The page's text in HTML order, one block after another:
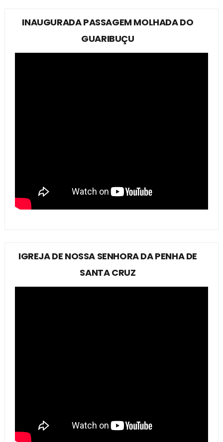
INAUGURADA PASSAGEM MOLHADA DO
GUARIBUÇU
IGREJA DE NOSSA SENHORA DA PENHA DE
SANTA CRUZ